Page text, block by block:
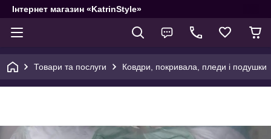
Інтернет магазин «KatrinStyle»
Товари та послуги Ковдри, покривала, пледи і подушки